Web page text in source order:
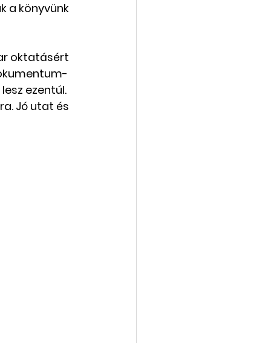
a könyvünk
oktatásért
ezentúl.
Jó utat és